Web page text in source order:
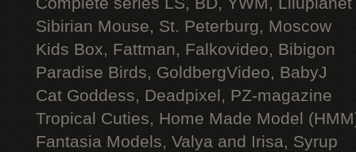
Sibirian Mouse, St. Peterburg, Moscow
Kids Box, Fattman, Falkovideo, Bibigon
Paradise Birds, GoldbergVideo, BabyJ
Cat Goddess, Deadpixel, PZ-magazine
Tropical Cuties, Home Made Model
Fantasia Models, Valya and Irisa, Syrup